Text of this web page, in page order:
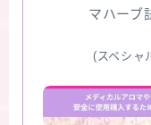
マハーブ
(スペシャ